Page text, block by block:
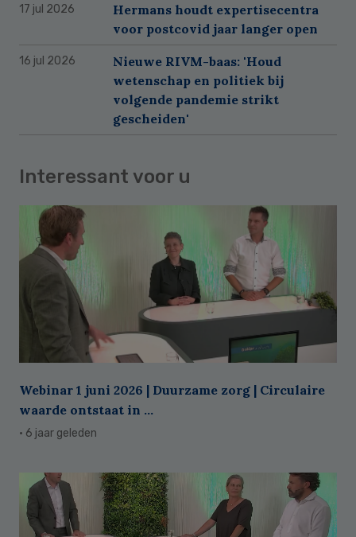
17 jul 2026
Hermans houdt expertisecentra
voor postcovid jaar langer open
16 jul 2026
Nieuwe RIVM-baas: 'Houd
wetenschap en politiek bij
volgende pandemie strikt
gescheiden'
Interessant voor u
Webinar 1 juni 2026 | Duurzame zorg | Circulaire
waarde ontstaat in ...
· 6 jaar geleden